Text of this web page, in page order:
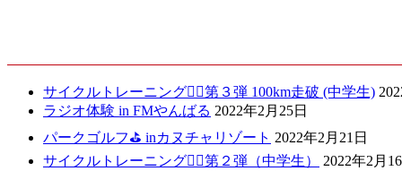
サイクルトレーニング🚴‍♀️第３弾 100km走破 (中学生)
ラジオ体験 in FMやんばる 2022年2月25日
パークゴルフ⛳️ inカヌチャリゾート 2022年2月21日
サイクルトレーニング🚴‍♀️第２弾（中学生）
2022年2月